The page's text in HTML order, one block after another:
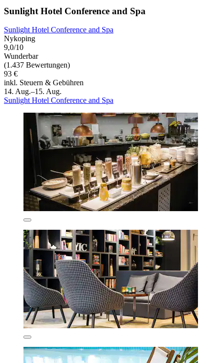
Sunlight Hotel Conference and Spa
Sunlight Hotel Conference and Spa
Nykoping
9,0/10
Wunderbar
(1.437 Bewertungen)
93 €
inkl. Steuern & Gebühren
14. Aug.–15. Aug.
Sunlight Hotel Conference and Spa